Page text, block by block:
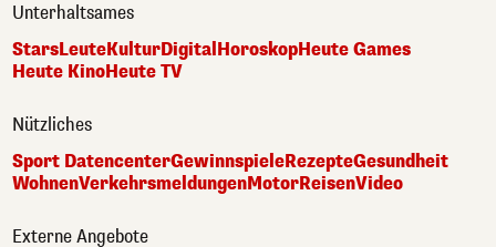
Unterhaltsames
StarsLeuteKulturDigital HoroskopHeute Games
Heute KinoHeute TV
Nützliches
Sport DatencenterGewinnspieleRezepteGesundheit
WohnenVerkehrsmeldungenMotorReisenVideo
Externe Angebote